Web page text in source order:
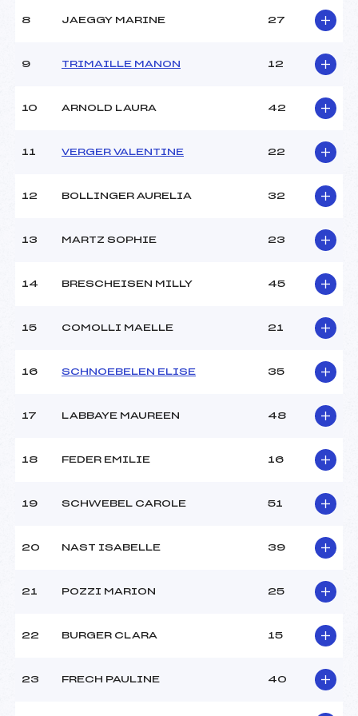
Ouvreurs D :
Météo :
SOLEIL
DURE
Nombre de portes :
34
Traceur :
HOOG JEAN MICHEL (MV)
Ouvreurs C :
Ouvreurs E :
Pénalité appliquée :
243.6200
8 JAEGGY MARINE 27
9 TRIMAILLE MANON 12
10 ARNOLD LAURA 42
11 VERGER VALENTINE 22
12 BOLLINGER AURELIA 32
13 MARTZ SOPHIE 23
14 BRESCHEISEN MILLY 45
15 COMOLLI MAELLE 21
16 SCHNOEBELEN ELISE 35
17 LABBAYE MAUREEN 48
18 FEDER EMILIE 16
19 SCHWEBEL CAROLE 51
20 NAST ISABELLE 39
21 POZZI MARION 25
22 BURGER CLARA 15
23 FRECH PAULINE 40